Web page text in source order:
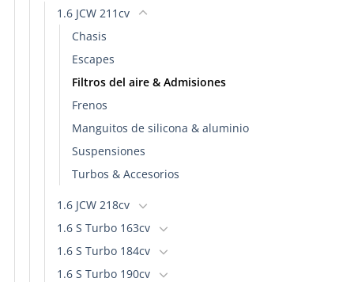
1.6 JCW 211cv
Chasis
Escapes
Filtros del aire & Admisiones
Frenos
Manguitos de silicona & aluminio
Suspensiones
Turbos & Accesorios
1.6 JCW 218cv
1.6 S Turbo 163cv
1.6 S Turbo 184cv
1.6 S Turbo 190cv